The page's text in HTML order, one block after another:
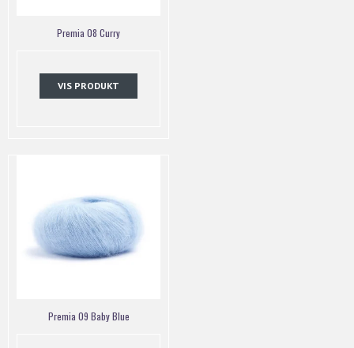
Premia 08 Curry
VIS PRODUKT
Premia 09 Baby Blue